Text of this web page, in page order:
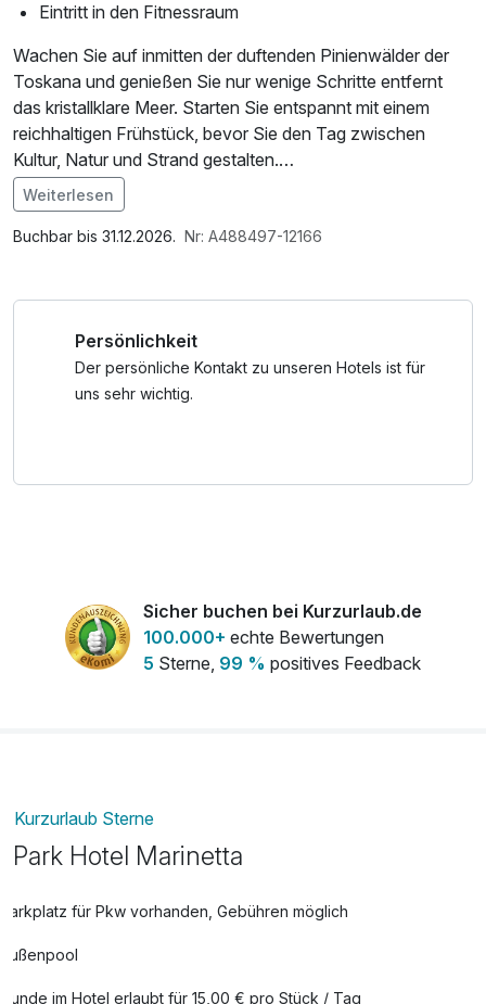
Eintritt in den Fitnessraum
Wachen Sie auf inmitten der duftenden Pinienwälder der
Toskana und genießen Sie nur wenige Schritte entfernt
das kristallklare Meer. Starten Sie entspannt mit einem
reichhaltigen Frühstück, bevor Sie den Tag zwischen
Kultur, Natur und Strand gestalten.
Ein spritziger Welcome Drink, kostenfreies Parken sowie
Ihr Platz am privaten Strand – mit Sonnenschirm, zwei
Liegen und einem Stuhl – sind bereits für Sie reserviert.
Im Angebot enthalten
1 x Welcome Drink, 1 Flasche Mineralwasser, Parkplatz,
Weiterlesen
Buchbar bis 31.12.2026. Nr: A488497-12166
Persönlichkeit
Der persönliche Kontakt zu unseren Hotels ist für
uns sehr wichtig.
Sicher buchen bei Kurzurlaub.de
100.000+ echte Bewertungen
5 Sterne, 99 % positives Feedback
Kurzurlaub Sterne
Park Hotel Marinetta
Parkplatz für Pkw vorhanden, Gebühren möglich
Außenpool
Hunde im Hotel erlaubt für 15,00 € pro Stück / Tag